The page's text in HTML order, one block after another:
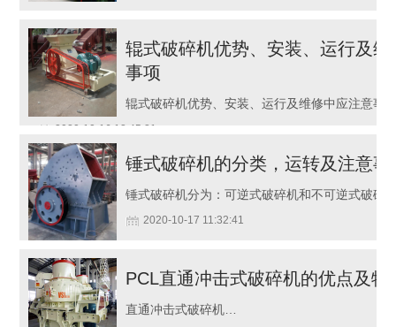
辊式破碎机优势、安装、运行及
事项
辊式破碎机优势、安装、运行及维修中应注意事
2020-10-16 12:45:21
锤式破碎机的分类，运转及注意事
锤式破碎机分为：可逆式破碎机和不可逆式破碎
2020-10-17 11:32:41
PCL直通冲击式破碎机的优点及特
直通冲击式破碎机…